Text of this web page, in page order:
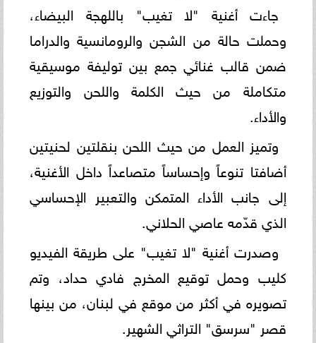
جاءت أغنية "لا تغيب" باللهجة البيضاء،
وحملت حالة من الشجن والرومانسية والدراما
ضمن قالب غنائي جمع بين توليفة موسيقية
متكاملة من حيث الكلمة واللحن والتوزيع
والأداء.
وتميز العمل من حيث اللحن بنقلتين لحنيتين
أضافتا تنوعاً وإحساساً متصاعداً داخل الأغنية،
إلى جانب الأداء المتمكن والتعبير الإحساسي
الذي قدّمه عاصي الحلاني.
وصدرت أغنية "لا تغيب" على طريقة الفيديو
كليب وحمل توقيع المخرج فادي حداد، وتم
تصويره في أكثر من موقع في لبنان، من بينها
قصر "سرسق" التراثي الشهير.